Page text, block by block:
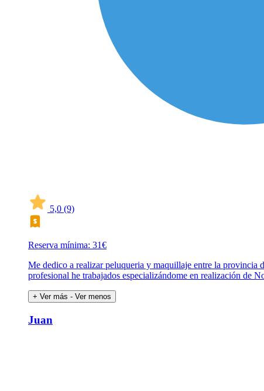
5,0 (9)
Reserva mínima: 31€
Me dedico a realizar peluqueria y maquillaje entre la
profesional he trabajados especializándome en realización de
+ Ver más - Ver menos
Juan